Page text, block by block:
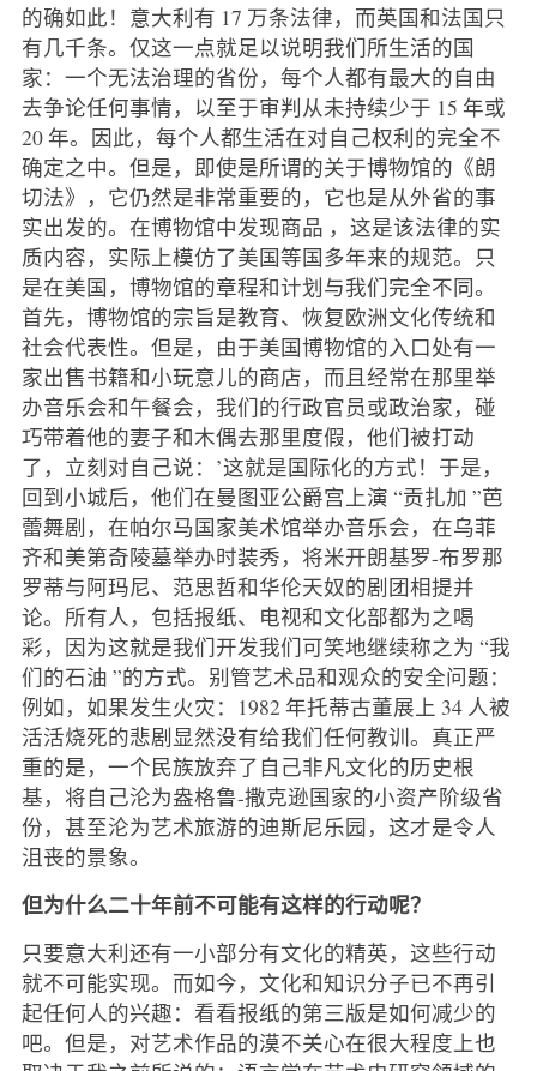
的确如此！意大利有 17 万条法律，而英国和法国只
有几千条。仅这一点就足以说明我们所生活的国
家：一个无法治理的省份，每个人都有最大的自由
去争论任何事情，以至于审判从未持续少于 15 年或
20 年。因此，每个人都生活在对自己权利的完全不
确定之中。但是，即使是所谓的关于博物馆的《朗
切法》，它仍然是非常重要的，它也是从外省的事
实出发的。在博物馆中发现商品 ，这是该法律的实
质内容，实际上模仿了美国等国多年来的规范。只
是在美国，博物馆的章程和计划与我们完全不同。
首先，博物馆的宗旨是教育、恢复欧洲文化传统和
社会代表性。但是，由于美国博物馆的入口处有一
家出售书籍和小玩意儿的商店，而且经常在那里举
办音乐会和午餐会，我们的行政官员或政治家，碰
巧带着他的妻子和木偶去那里度假，他们被打动
了，立刻对自己说：’这就是国际化的方式！于是，
回到小城后，他们在曼图亚公爵宫上演 “贡扎加 ”芭
蕾舞剧，在帕尔马国家美术馆举办音乐会，在乌菲
齐和美第奇陵墓举办时装秀，将米开朗基罗-布罗那
罗蒂与阿玛尼、范思哲和华伦天奴的剧团相提并
论。所有人，包括报纸、电视和文化部都为之喝
彩，因为这就是我们开发我们可笑地继续称之为 “我
们的石油 ”的方式。别管艺术品和观众的安全问题：
例如，如果发生火灾：1982 年托蒂古董展上 34 人被
活活烧死的悲剧显然没有给我们任何教训。真正严
重的是，一个民族放弃了自己非凡文化的历史根
基，将自己沦为盎格鲁-撒克逊国家的小资产阶级省
份，甚至沦为艺术旅游的迪斯尼乐园，这才是令人
沮丧的景象。
但为什么二十年前不可能有这样的行动呢？
只要意大利还有一小部分有文化的精英，这些行动
就不可能实现。而如今，文化和知识分子已不再引
起任何人的兴趣：看看报纸的第三版是如何减少的
吧。但是，对艺术作品的漠不关心在很大程度上也